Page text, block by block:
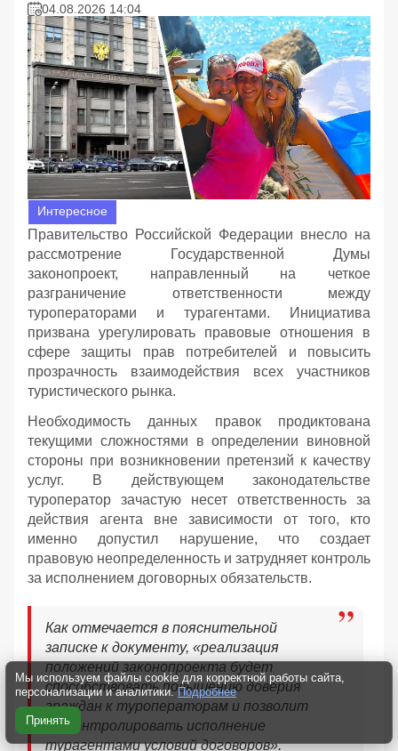
04.08.2026 14:04
Интересное
Правительство Российской Федерации внесло на
рассмотрение Государственной Думы
законопроект, направленный на четкое
разграничение ответственности между
туроператорами и турагентами. Инициатива
призвана урегулировать правовые отношения в
сфере защиты прав потребителей и повысить
прозрачность взаимодействия всех участников
туристического рынка.
Необходимость данных правок продиктована
текущими сложностями в определении виновной
стороны при возникновении претензий к качеству
услуг. В действующем законодательстве
туроператор зачастую несет ответственность за
действия агента вне зависимости от того, кто
именно допустил нарушение, что создает
правовую неопределенность и затрудняет контроль
за исполнением договорных обязательств.
Как отмечается в пояснительной
записке к документу, «реализация
положений законопроекта будет
способствовать повышению доверия
граждан к туроператорам и позволит
им контролировать исполнение
турагентами условий договоров».
Мы используем файлы cookie для корректной работы сайта,
персонализации и аналитики. Подробнее
Принять